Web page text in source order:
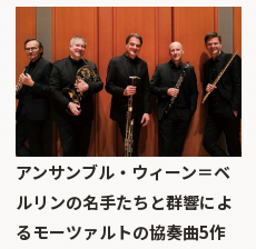
アンサンブル・ウィーン＝ベ
ルリンの名手たちと群響によ
るモーツァルトの協奏曲5作